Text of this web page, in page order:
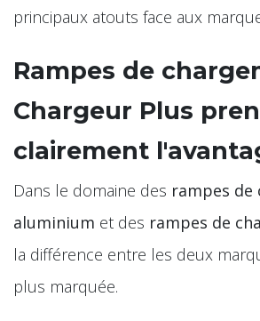
principaux atouts face aux
Rampes de
Chargeur Plus
clairement
Dans le domaine des rampes de
aluminium et des rampes de
la différence entre les deux
plus marquée.